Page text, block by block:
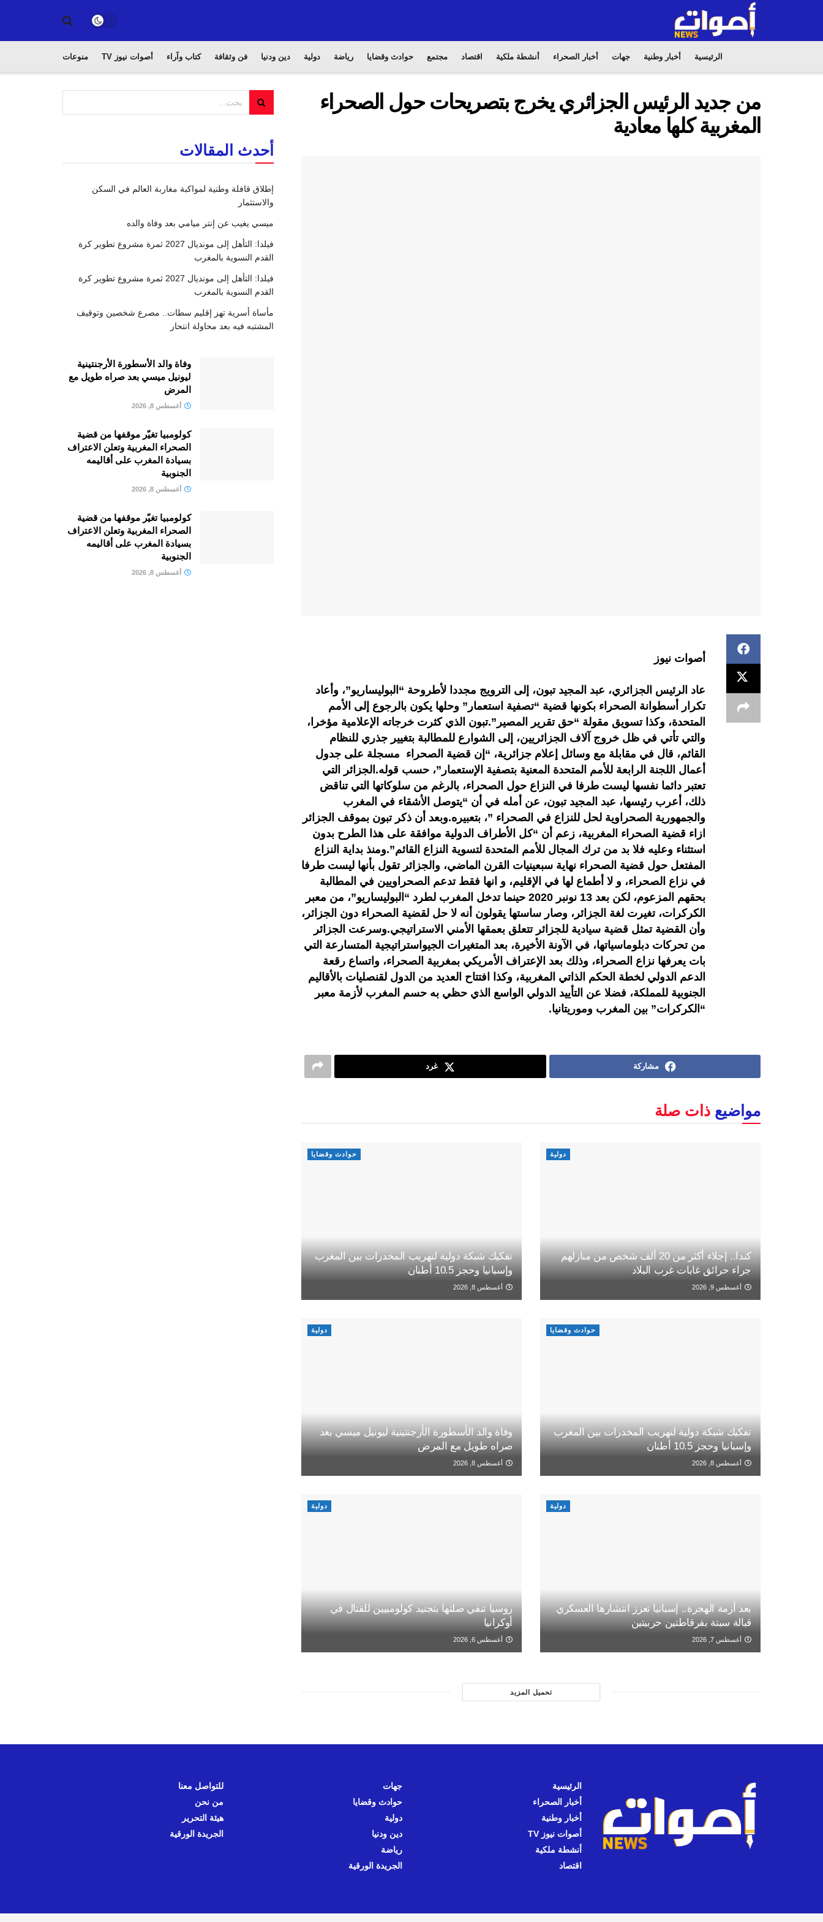
الرئيسية أخبار وطنية جهات أخبار الصحراء أنشطة ملكية اقتصاد مجتمع حوادث وقضايا رياضة دولية دين ودنيا فن وثقافة كتاب وآراء أصوات نيوز TV منوعات
من جديد الرئيس الجزائري يخرج بتصريحات حول الصحراء
المغربية كلها معادية
أصوات نيوز
عاد الرئيس الجزائري، عبد المجيد تبون، إلى الترويج مجددا لأطروحة “البوليساريو”، وأعاد
تكرار أسطوانة الصحراء بكونها قضية “تصفية استعمار” وحلها يكون بالرجوع إلى الأمم
المتحدة، وكذا تسويق مقولة “حق تقرير المصير”.تبون الذي كثرت خرجاته الإعلامية مؤخرا،
والتي تأتي في ظل خروج آلاف الجزائريين، إلى الشوارع للمطالبة بتغيير جذري للنظام
القائم، قال في مقابلة مع وسائل إعلام جزائرية، “إن قضية الصحراء مسجلة على جدول
أعمال اللجنة الرابعة للأمم المتحدة المعنية بتصفية الإستعمار”، حسب قوله.الجزائر التي
تعتبر دائما نفسها ليست طرفا في النزاع حول الصحراء، بالرغم من سلوكاتها التي تناقض
ذلك، أعرب رئيسها، عبد المجيد تبون، عن أمله في أن “يتوصل الأشقاء في المغرب
والجمهورية الصحراوية لحل للنزاع في الصحراء ”، بتعبيره.وبعد أن ذكر تبون بموقف الجزائر
ازاء قضية الصحراء المغربية، زعم أن “كل الأطراف الدولية موافقة على هذا الطرح بدون
استثناء وعليه فلا بد من ترك المجال للأمم المتحدة لتسوية النزاع القائم”.ومنذ بداية النزاع
المفتعل حول قضية الصحراء نهاية سبعينيات القرن الماضي، والجزائر تقول بأنها ليست طرفا
في نزاع الصحراء، و لا أطماع لها في الإقليم، و انها فقط تدعم الصحراويين في المطالبة
بحقهم المزعوم، لكن بعد 13 نونبر 2020 حينما تدخل المغرب لطرد “البوليساريو”، من معبر
الكركرات، تغيرت لغة الجزائر، وصار ساستها يقولون أنه لا حل لقضية الصحراء دون الجزائر،
وأن القضية تمثل قضية سيادية للجزائر تتعلق بعمقها الأمني الاستراتيجي.وسرعت الجزائر
من تحركات دبلوماسياتها، في الآونة الأخيرة، بعد المتغيرات الجيواستراتيجية المتسارعة التي
بات يعرفها نزاع الصحراء، وذلك بعد الإعتراف الأمريكي بمغربية الصحراء، واتساع رقعة
الدعم الدولي لخطة الحكم الذاتي المغربية، وكذا افتتاح العديد من الدول لقنصليات بالأقاليم
الجنوبية للمملكة، فضلا عن التأييد الدولي الواسع الذي حظي به حسم المغرب لأزمة معبر
“الكركرات” بين المغرب وموريتانيا.
مشاركة غرد
مواضيع ذات صلة
دولية
كندا.. إجلاء أكثر من 20 ألف شخص من منازلهم
جراء حرائق غابات غرب البلاد
أغسطس 9, 2026
حوادث وقضايا
تفكيك شبكة دولية لتهريب المخدرات بين المغرب
وإسبانيا وحجز 10.5 أطنان
أغسطس 8, 2026
حوادث وقضايا
تفكيك شبكة دولية لتهريب المخدرات بين المغرب
وإسبانيا وحجز 10.5 أطنان
أغسطس 8, 2026
دولية
وفاة والد الأسطورة الأرجنتينية ليونيل ميسي بعد
صراه طويل مع المرض
أغسطس 8, 2026
دولية
بعد أزمة الهجرة.. إسبانيا تعزز انتشارها العسكري
قبالة سبتة بفرقاطتين حربيتين
أغسطس 7, 2026
دولية
روسيا تنفي صلتها بتجنيد كولومبيين للقتال في
أوكرانيا
أغسطس 6, 2026
تحميل المزيد
أحدث المقالات
إطلاق قافلة وطنية لمواكبة مغاربة العالم في السكن
والاستثمار
ميسي يغيب عن إنتر ميامي بعد وفاة والده
فيلدا: التأهل إلى مونديال 2027 ثمرة مشروع تطوير كرة
القدم النسوية بالمغرب
فيلدا: التأهل إلى مونديال 2027 ثمرة مشروع تطوير كرة
القدم النسوية بالمغرب
مأساة أسرية تهز إقليم سطات.. مصرع شخصين وتوقيف
المشتبه فيه بعد محاولة انتحار
وفاة والد الأسطورة الأرجنتينية
ليونيل ميسي بعد صراه طويل مع
المرض
أغسطس 8, 2026
كولومبيا تغيّر موقفها من قضية
الصحراء المغربية وتعلن الاعتراف
بسيادة المغرب على أقاليمه
الجنوبية
أغسطس 8, 2026
كولومبيا تغيّر موقفها من قضية
الصحراء المغربية وتعلن الاعتراف
بسيادة المغرب على أقاليمه
الجنوبية
أغسطس 8, 2026
الرئيسية
أخبار الصحراء
أخبار وطنية
أصوات نيوز TV
أنشطة ملكية
اقتصاد
جهات
حوادث وقضايا
دولية
دين ودنيا
رياضة
الجريدة الورقية
للتواصل معنا
من نحن
هيئة التحرير
الجريدة الورقية